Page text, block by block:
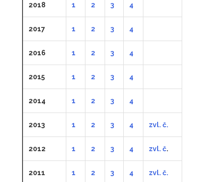
2018 1 2 3 4
2017 1 2 3 4
2016 1 2 3 4
2015 1 2 3 4
2014 1 2 3 4
2013 1 2 3 4 zvl. č.
2012 1 2 3 4 zvl. č.
2011 1 2 3 4 zvl. č.